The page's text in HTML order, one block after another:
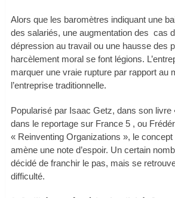
Alors que les baromètres indiquant une
des salariés, une augmentation des cas
dépression au travail ou une hausse des
harcèlement moral se font légions.
marquer une vraie rupture par rapport au
l’entreprise traditionnelle.
Popularisé par Isaac Getz, dans son livre
dans le reportage sur France 5 , ou
« Reinventing Organizations », le concept
amène une note d’espoir. Un certain
décidé de franchir le pas, mais se
difficulté.